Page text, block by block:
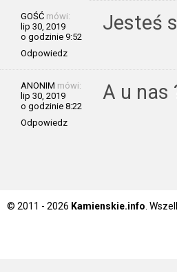
GOŚĆ mówi:
lip 30, 2019
o godzinie 9:52
Odpowiedz
Jesteś
ANONIM mówi:
lip 30, 2019
o godzinie 8:22
Odpowiedz
A u nas
© 2011 - 2026 Kamienskie.info .